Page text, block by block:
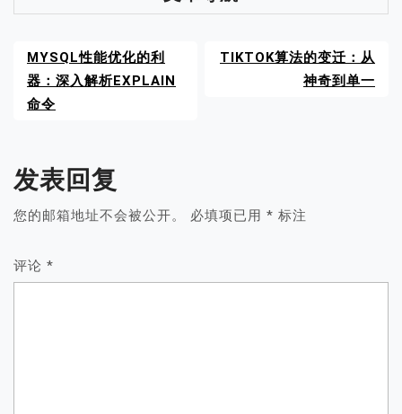
MYSQL性能优化的利
器：深入解析EXPLAIN
命令
TIKTOK算法的变迁：从
神奇到单一
发表回复
您的邮箱地址不会被公开。 必填项已用 * 标注
评论 *